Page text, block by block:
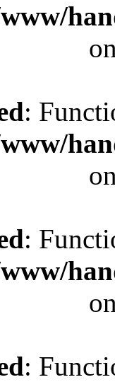
:
:
: